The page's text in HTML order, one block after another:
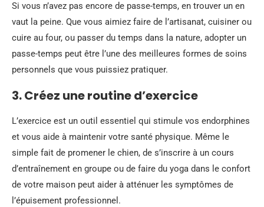
Si vous n’avez pas encore de passe-temps, en trouver un en
vaut la peine. Que vous aimiez faire de l’artisanat, cuisiner ou
cuire au four, ou passer du temps dans la nature, adopter un
passe-temps peut être l’une des meilleures formes de soins
personnels que vous puissiez pratiquer.
3. Créez une routine d’exercice
L’exercice est un outil essentiel qui stimule vos endorphines
et vous aide à maintenir votre santé physique. Même le
simple fait de promener le chien, de s’inscrire à un cours
d’entraînement en groupe ou de faire du yoga dans le confort
de votre maison peut aider à atténuer les symptômes de
l’épuisement professionnel.